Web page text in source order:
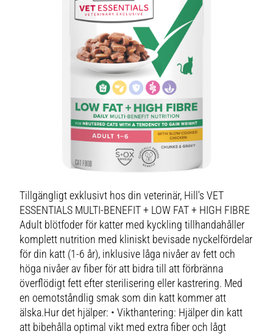
Tillgängligt exklusivt hos din veterinär, Hill's VET
ESSENTIALS MULTI-BENEFIT + LOW FAT + HIGH FIBRE
Adult blötfoder för katter med kyckling tillhandahåller
komplett nutrition med kliniskt bevisade nyckelfördelar
för din katt (1-6 år), inklusive låga nivåer av fett och
höga nivåer av fiber för att bidra till att förbränna
överflödigt fett efter sterilisering eller kastrering. Med
en oemotståndlig smak som din katt kommer att
älska.Hur det hjälper: • Vikthantering: Hjälper din katt
att bibehålla optimal vikt med extra fiber och lågt